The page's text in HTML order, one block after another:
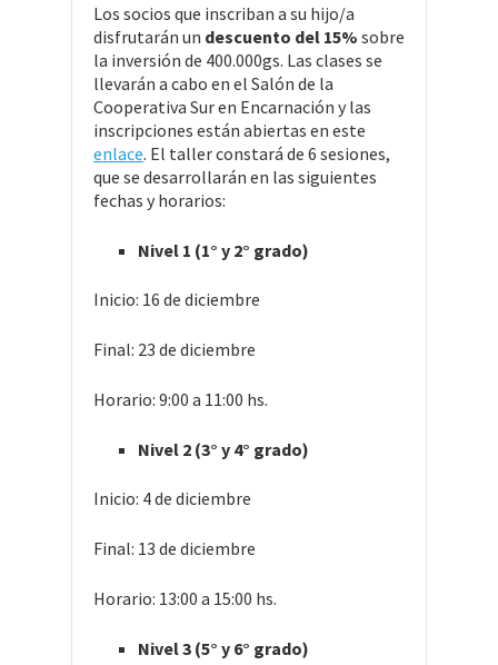
Los socios que inscriban a su hijo/a
disfrutarán un descuento del 15% sobre
la inversión de 400.000gs. Las clases se
llevarán a cabo en el Salón de la
Cooperativa Sur en Encarnación y las
inscripciones están abiertas en este
enlace. El taller constará de 6 sesiones,
que se desarrollarán en las siguientes
fechas y horarios:
Nivel 1 (1° y 2° grado)
Inicio: 16 de diciembre
Final: 23 de diciembre
Horario: 9:00 a 11:00 hs.
Nivel 2 (3° y 4° grado)
Inicio: 4 de diciembre
Final: 13 de diciembre
Horario: 13:00 a 15:00 hs.
Nivel 3 (5° y 6° grado)